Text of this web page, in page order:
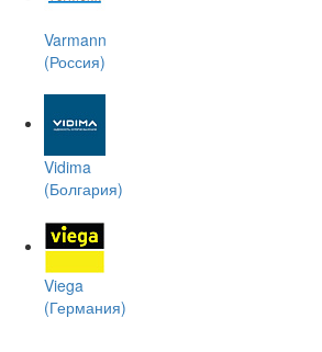
Varmann
(Россия)
Vidima
(Болгария)
Viega
(Германия)